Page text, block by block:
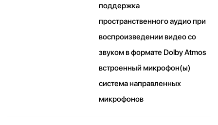
поддержка
пространственного аудио при
воспроизведении видео со
звуком в формате Dolby Atmos
встроенный микрофон(ы)
система направленных
микрофонов